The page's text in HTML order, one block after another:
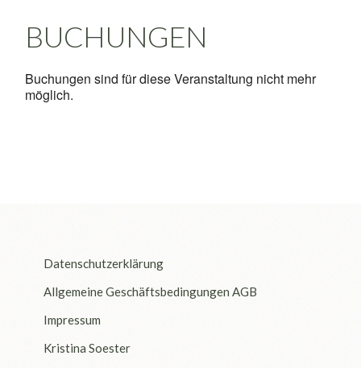
BUCHUNGEN
Buchungen sind für diese Veranstaltung nicht mehr
möglich.
Datenschutzerklärung
Allgemeine Geschäftsbedingungen AGB
Impressum
Kristina Soester